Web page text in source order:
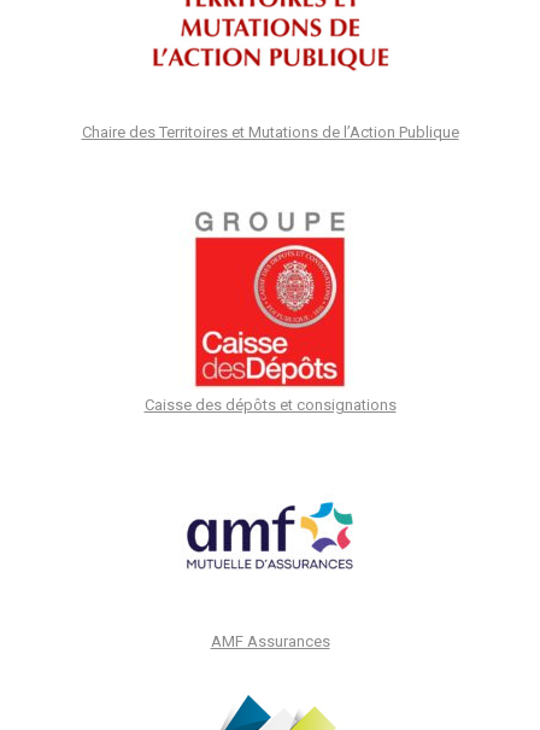
Chaire des Territoires et Mutations de l’Action Publique
Caisse des dépôts et consignations
AMF Assurances